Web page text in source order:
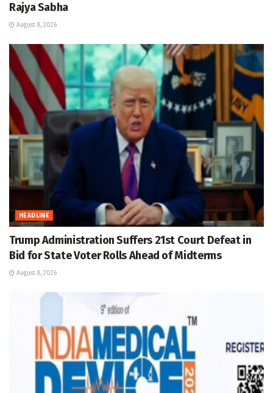
Rajya Sabha
August 8, 2026
HEADLINE
Trump Administration Suffers 21st Court Defeat in
Bid for State Voter Rolls Ahead of Midterms
August 8, 2026